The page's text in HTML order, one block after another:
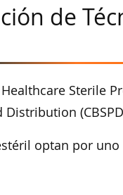
de
Sterile
optan por